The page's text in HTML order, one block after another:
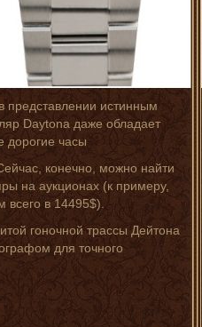
представлении истинным
Daytona даже обладает
дорогие часы
конечно, можно найти
на аукционах (к примеру,
всего в 14495$).
гоночной трассы Дейтона
для точного